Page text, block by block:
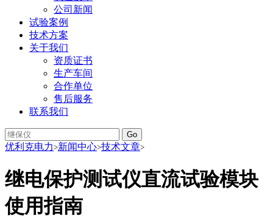
公司新闻
试验案例
技术方案
关于我们
资质证书
生产车间
合作单位
售后服务
联系我们
Go
优利克电力>新闻中心>技术文章>
继电保护测试仪直流试验模块
使用指南